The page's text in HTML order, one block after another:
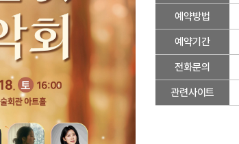
-
,
예약방법
예약기간
전화문의
관련사이트